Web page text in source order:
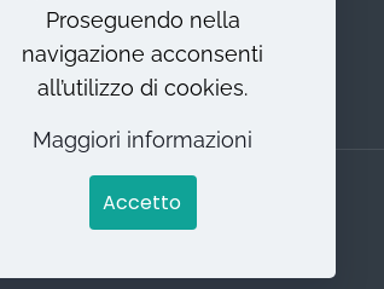
Web Revolution Milano.
Proseguendo nella
navigazione acconsenti
all’utilizzo di cookies.
Maggiori informazioni
Accetto